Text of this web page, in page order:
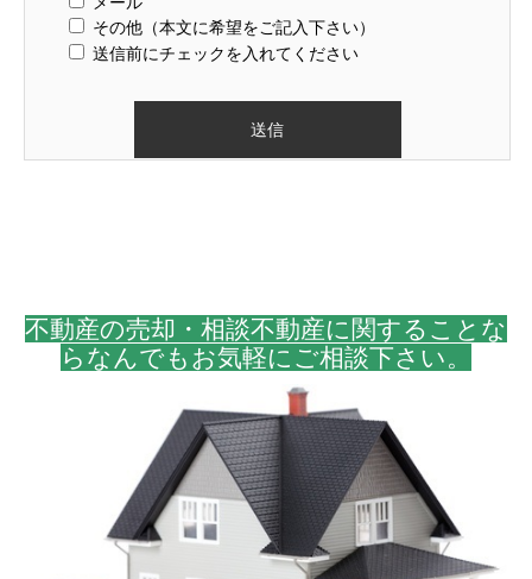
その他（本文に希望をご記入下さい）
送信前にチェックを入れてください
不動産の売却・相談不動産に関することな
らなんでもお気軽にご相談下さい。